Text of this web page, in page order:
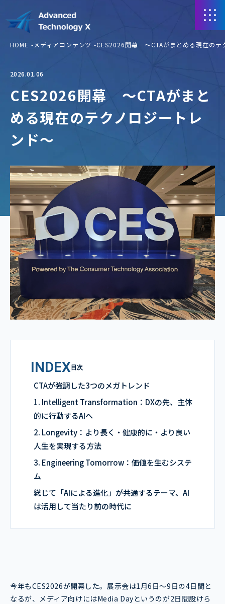
HOME メディアコンテンツ CES2026開幕 ～CTAがまとめる現在のテ
2026.01.06
CES2026開幕 ～CTAがまと
める現在のテクノロジートレ
ンド～
INDEX目次
CTAが強調した3つのメガトレンド
1. Intelligent Transformation：DXの先、主体
的に行動するAIへ
2. Longevity：より長く・健康的に・より良い
人生を実現する方法
3. Engineering Tomorrow：価値を生むシステ
ム
総じて「AIによる進化」が共通するテーマ、AI
は活用して当たり前の時代に
今年もCES2026が開幕した。展示会は1月6日～9日の4日間と
なるが、メディア向けにはMedia Dayというのが2日間設けら